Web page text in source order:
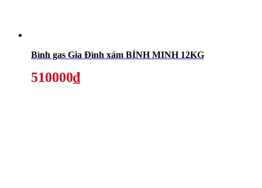
Bình gas Gia Đình xám BÌNH MINH 12KG
510000₫